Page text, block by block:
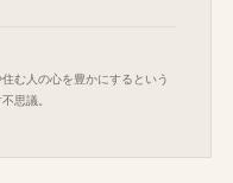
む人の心を豊かにするという
思議。